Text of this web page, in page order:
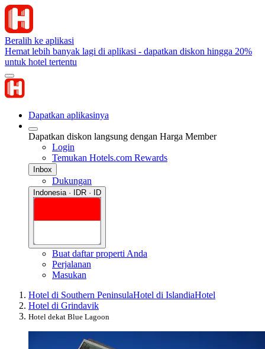
Beralih ke aplikasi
Hemat lebih banyak lagi di aplikasi - dapatkan diskon hingga 20%
untuk hotel tertentu
Dapatkan aplikasinya
Dapatkan diskon langsung dengan Harga Member
Login
Temukan Hotels.com Rewards
Inbox
Dukungan
Indonesia · IDR · ID
Buat daftar properti Anda
Perjalanan
Masukan
Hotel di Southern PeninsulaHotel di IslandiaHotel
Hotel di Grindavik
Hotel dekat Blue Lagoon